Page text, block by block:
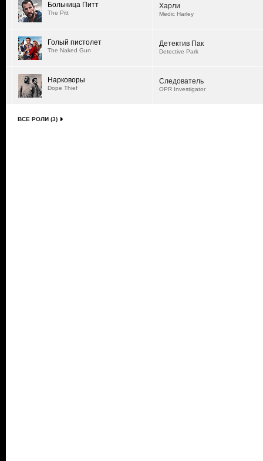
Больница Питт
The Pitt
Харли
Medic Harley
Голый пистолет
The Naked Gun
Детектив Пак
Detective Park
Нарковоры
Dope Thief
Следователь
OPR Investigator
ВСЕ РОЛИ (3)